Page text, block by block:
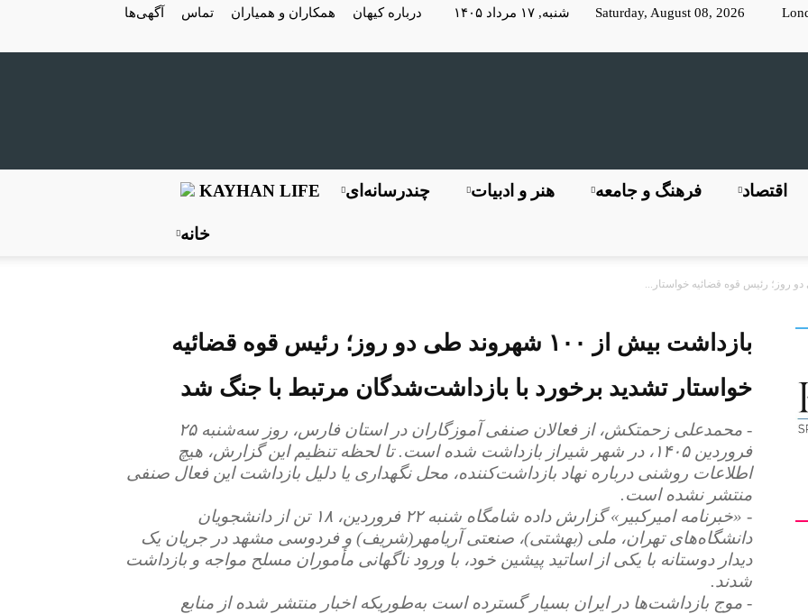
Saturday, August 08, 2026 شنبه, ۱۷ مرداد ۱۴۰۵ درباره کیهان همکاران و همیاران تماس آگهی‌ها
KayhanLondon
لندن
KAYHAN LIFE چندرسانه‌ای هنر و ادبیات فرهنگ و جامعه اقتصاد
خانه
بازداشت بیش از ۱۰۰ شهروند طی دو روز؛ رئیس قوه قضائیه
خواستار تشدید برخورد با بازداشت‌شدگان مرتبط با جنگ شد
- محمدعلی زحمتکش، از فعالان صنفی آموزگاران در استان فارس، روز سه‌شنبه ۲۵
فروردین ۱۴۰۵، در شهر شیراز بازداشت شده است. تا لحظه تنظیم این گزارش، هیچ
اطلاعات روشنی درباره نهاد بازداشت‌کننده، محل نگهداری یا دلیل بازداشت این فعال صنفی
منتشر نشده است.
- «خبرنامه امیرکبیر» گزارش داده شامگاه شنبه ۲۲ فروردین، ۱۸ تن از دانشجویان
دانشگاه‌های تهران، ملی (بهشتی)، صنعتی آریامهر(شریف) و فردوسی مشهد در جریان یک
دیدار دوستانه با یکی از اساتید پیشین خود، با ورود ناگهانی مأموران مسلح مواجه و بازداشت
شدند.
- موج بازداشت‌ها در ایران بسیار گسترده است به‌طوریکه اخبار منتشر شده از منابع